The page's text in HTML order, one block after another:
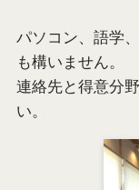
パソコン、語学
も構いません。
連絡先と得意分
い。